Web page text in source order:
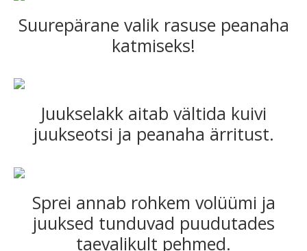
Suurepärane valik rasuse peanaha
katmiseks!
Juukselakk aitab vältida kuivi
juukseotsi ja peanaha ärritust.
Sprei annab rohkem volüümi ja
juuksed tunduvad puudutades
taevalikult pehmed.